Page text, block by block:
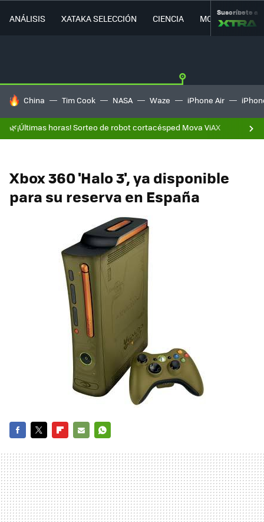
ANÁLISIS XATAKA SELECCIÓN CIENCIA MOVILIDAD
Suscríbete a
HOY SE HABLA DE
China Tim Cook NASA Waze iPhone Air
🌿¡Últimas horas! Sorteo de robot cortacésped Mova ViAX
Xbox 360 'Halo 3', ya disponible
para su reserva en España
MAIL